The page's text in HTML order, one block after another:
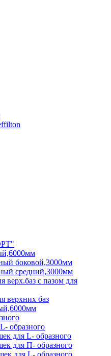
боковой,3000мм
средний,3000мм
верх.баз с пазом для
верхних баз
образного
для L- образного
для П- образного
для L- образного